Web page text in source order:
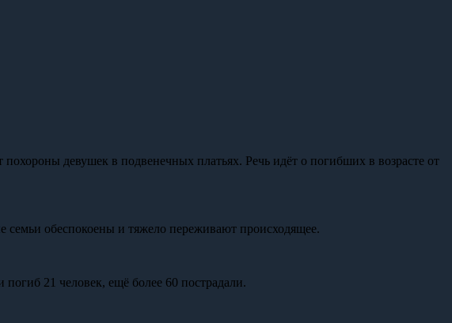
девушек в подвенечных платьях. Речь идёт о погибших в возрасте от
обеспокоены и тяжело переживают происходящее.
21 человек, ещё более 60 пострадали.